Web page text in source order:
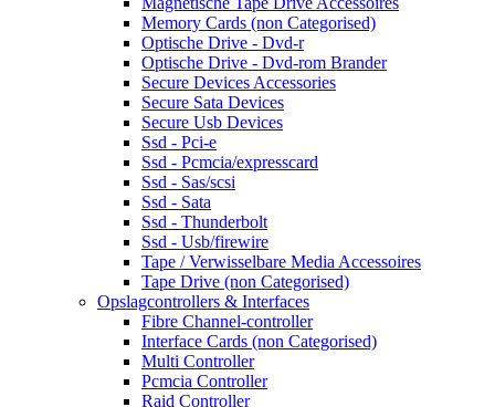
Memory Cards (non Categorised)
Optische Drive - Dvd-r
Optische Drive - Dvd-rom Brander
Secure Devices Accessories
Secure Sata Devices
Secure Usb Devices
Ssd - Pci-e
Ssd - Pcmcia/expresscard
Ssd - Sas/scsi
Ssd - Sata
Ssd - Thunderbolt
Ssd - Usb/firewire
Tape / Verwisselbare Media Accessoires
Tape Drive (non Categorised)
Opslagcontrollers & Interfaces
Fibre Channel-controller
Interface Cards (non Categorised)
Multi Controller
Pcmcia Controller
Raid Controller